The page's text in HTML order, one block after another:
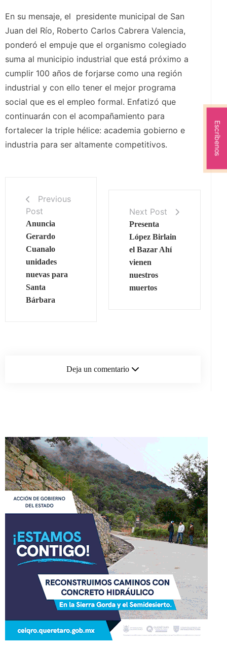
En su mensaje, el presidente municipal de San
Juan del Río, Roberto Carlos Cabrera Valencia,
ponderó el empuje que el organismo colegiado
suma al municipio industrial que está próximo a
cumplir 100 años de forjarse como una región
industrial y con ello tener el mejor programa
social que es el empleo formal. Enfatizó que
continuarán con el acompañamiento para
fortalecer la triple hélice: academia gobierno e
industria para ser altamente competitivos.
Previous
Post
Anuncia
Gerardo
Cuanalo
unidades
nuevas para
Santa
Bárbara
Next Post
Presenta
López Birlain
el Bazar Ahí
vienen
nuestros
muertos
Deja un comentario
Escríbenos